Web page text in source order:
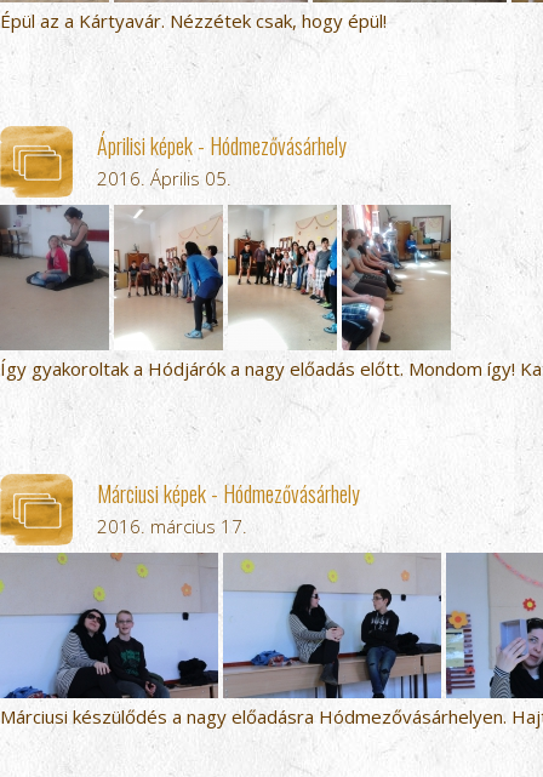
Épül az a Kártyavár. Nézzétek csak, hogy épül!
Áprilisi képek - Hódmezővásárhely
2016. Április 05.
Így gyakoroltak a Hódjárók a nagy előadás előtt. Mondom így!
Márciusi képek - Hódmezővásárhely
2016. március 17.
Márciusi készülődés a nagy előadásra Hódmezővásárhelyen.